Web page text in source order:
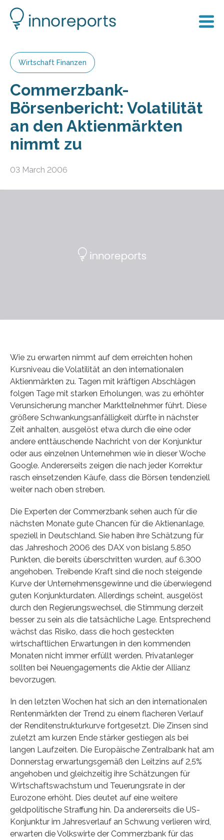
Wirtschaft Finanzen
Commerzbank-
Börsenbericht: Volatilität
an den Aktienmärkten
nimmt zu
03 March 2006
Wie zu erwarten nimmt auf dem erreichten hohen
Kursniveau die Volatilität an den internationalen
Aktienmärkten zu. Tagen mit kräftigen Abschlägen
folgen Tage mit starken Erholungen, was zu erhöhter
Verunsicherung mancher Marktteilnehmer führt. Diese
größere Schwankungsanfälligkeit dürfte in nächster
Zeit anhalten, ausgelöst etwa durch die eine oder
andere enttäuschende Nachricht von der Konjunktur
oder aus einzelnen Unternehmen wie in dieser Woche
Google. Andererseits zeigen die nach jeder Korrektur
rasch einsetzenden Käufe, dass die Börsen tendenziell
weiter nach oben streben.
Die Experten der Commerzbank sehen auch für die
nächsten Monate gute Chancen für die Aktienanlage,
speziell in Deutschland. Sie haben ihre Schätzung für
das Jahreshoch 2006 des DAX von bislang 5.850
Punkten, die bereits überschritten wurden, auf 6.300
angehoben. Treibende Kraft sind die noch steigende
Kurve der Unternehmensgewinne und die überwiegend
guten Konjunkturdaten. Allerdings scheint, ausgelöst
durch den Regierungswechsel, die Stimmung derzeit
besser zu sein als die tatsächliche Lage. Entsprechend
wächst das Risiko, dass die hoch gesteckten
wirtschaftlichen Erwartungen in den kommenden
Monaten nicht immer erfüllt werden. Privatanleger
sollten bei Neuengagements die Aktie der Allianz
bevorzugen.
In den letzten Wochen hat sich an den internationalen
Rentenmärkten der Trend zu einem flacheren Verlauf
der Renditenstrukturkurve fortgesetzt. Die Zinsen sind
zuletzt am kurzen Ende stärker gestiegen als bei
langen Laufzeiten. Die Europäische Zentralbank hat am
Donnerstag erwartungsgemäß den Leitzins auf 2,5%
angehoben und gleichzeitig ihre Schätzungen für
Wirtschaftswachstum und Teuerungsrate in der
Eurozone erhöht. Dies deutet auf eine weitere
geldpolitische Straffung hin. Da andererseits die US-
Konjunktur im Jahresverlauf an Schwung verlieren wird,
erwarten die Volkswirte der Commerzbank für das